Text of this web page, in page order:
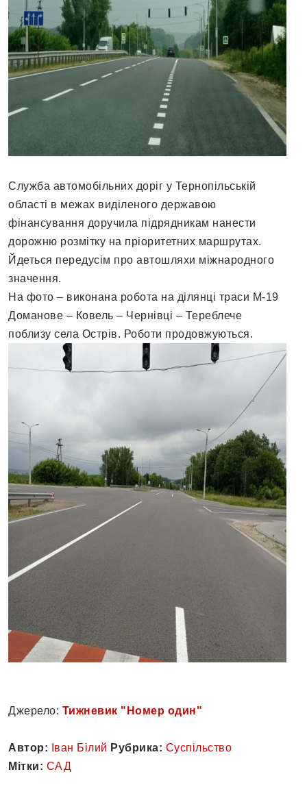
Служба автомобільних доріг у Тернопільській
області в межах виділеного державою
фінансування доручила підрядникам нанести
дорожню розмітку на пріоритетних маршрутах.
Йдеться передусім про автошляхи міжнародного
значення.
На фото – виконана робота на ділянці траси М-19
Доманове – Ковель – Чернівці – Тереблече
поблизу села Острів. Роботи продовжуються.
Джерело: Тижневик "Номер один"
Автор: Іван Білий Рубрика: Суспільство
Мітки: САД